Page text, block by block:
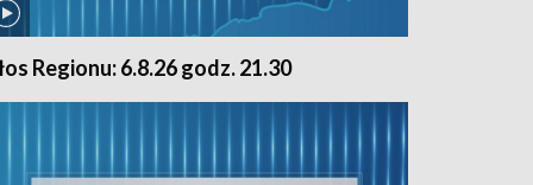
Regionu: 6.8.26 godz. 21.30